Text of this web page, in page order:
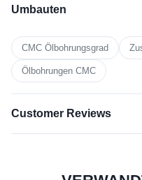
Umbauten
CMC Ölbohrungsgrad
Ölbohrungen CMC
Customer Reviews